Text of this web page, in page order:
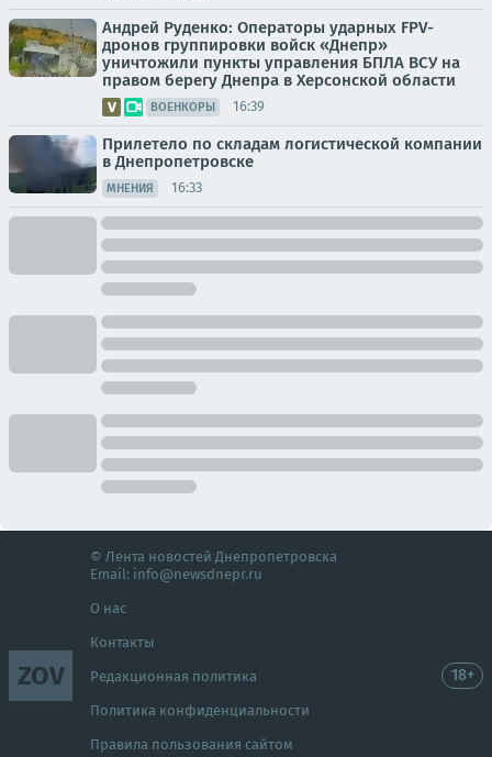
Андрей Руденко: Операторы ударных FPV-
дронов группировки войск «Днепр»
уничтожили пункты управления БПЛА ВСУ на
правом берегу Днепра в Херсонской области
ВОЕНКОРЫ 16:39
Прилетело по складам логистической компании
в Днепропетровске
МНЕНИЯ 16:33
ZOV
© Лента новостей Днепропетровска
Email: info@newsdnepr.ru
О нас
Контакты
Редакционная политика
Политика конфиденциальности
Правила пользования сайтом
18+